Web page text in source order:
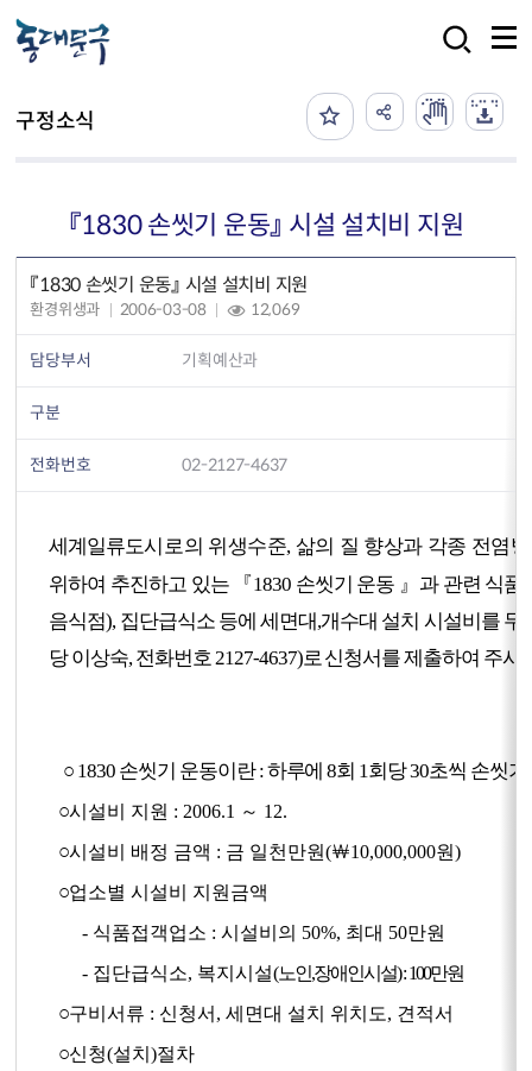
구정소식
『1830 손씻기 운동』 시설 설치비 지원
『1830 손씻기 운동』 시설 설치비 지원
환경위생과 2006-03-08 12,069
담당부서 기획예산과
구분
전화번호 02-2127-4637
세계일류도시로의 위생수준, 삶의 질 향상과 각종 전염
위하여 추진하고 있는 『1830 손씻기 운동 』과 관련 식
음식점), 집단급식소 등에 세면대,개수대 설치 시설비를
당 이상숙, 전화번호 2127-4637)로 신청서를 제출하여 주시
○ 1830 손씻기 운동이란 : 하루에 8회 1회당 30초씩 손씻기
○시설비 지원 : 2006.1 ～ 12.
○시설비 배정 금액 : 금 일천만원(￦10,000,000원)
○업소별 시설비 지원금액
- 식품접객업소 : 시설비의 50%, 최대 50만원
- 집단급식소, 복지시설(노인,장애인시설) : 100만원
○구비서류 : 신청서, 세면대 설치 위치도, 견적서
○신청(설치)절차